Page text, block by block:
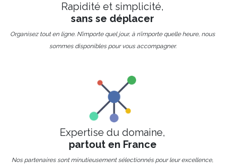
Rapidité et simplicité,
sans se déplacer
Organisez tout en ligne. N’importe quel jour, à n’importe quelle heure, nous
sommes disponibles pour vous accompagner.
Expertise du domaine,
partout en France
Nos partenaires sont minutieusement sélectionnés pour leur excellence,